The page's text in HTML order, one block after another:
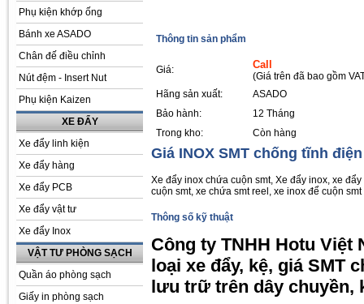
Phụ kiện khớp ống
Bánh xe ASADO
Chân đế điều chỉnh
Nút đệm - Insert Nut
Phụ kiện Kaizen
XE ĐẨY
Xe đẩy linh kiện
Xe đẩy hàng
Xe đẩy PCB
Xe đẩy vật tư
Xe đẩy Inox
VẬT TƯ PHÒNG SẠCH
Quần áo phòng sạch
Giấy in phòng sạch
Thông tin sản phẩm
Giá: Call
(Giá trên đã bao gồm
Hãng sản xuất:
ASADO
Bảo hành:
12 Tháng
Trong kho:
Còn hàng
Giá INOX SMT chống tĩnh điện
Xe đẩy inox chứa cuộn smt, Xe đẩy inox, xe
cuộn smt, xe chứa smt reel, xe inox để cuộn smt
Thông số kỹ thuật
Công ty TNHH Hotu Việt
loại xe đẩy, kệ, giá SMT
lưu trữ trên dây chuyền,